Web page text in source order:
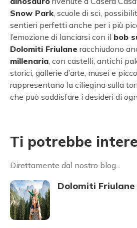
Snow Park, scuole di sci,
sentieri perfetti anche per i più
l’emozione di lanciarsi con il bob
Dolomiti Friulane racchiudono
millenaria, con castelli, antichi
storici, gallerie d’arte, musei e
rappresentano la ciliegina sulla
che può soddisfare i desideri di
Ti potrebbe
Direttamente dal nostro blog...
Dolomiti Friulane